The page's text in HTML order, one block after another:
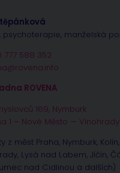
psychoterapie, manželská
777 588 352
ROVENA
169, Nymburk
1 – Nové Město — Vinohrady
z měst Praha, Nymburk,
Lysá nad Labem, Jíčín,
nad Cidlinou a dalších)